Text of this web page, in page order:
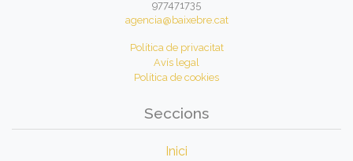
977471735
agencia@baixebre.cat
Política de privacitat
Avís legal
Política de cookies
Seccions
Inici